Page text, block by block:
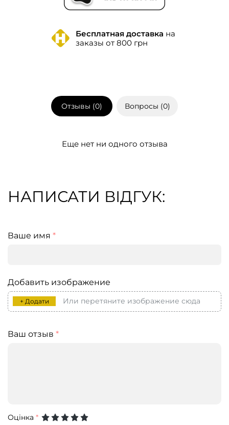
Бесплатная доставка на
заказы от 800 грн
Отзывы (0) Вопросы (0)
Еще нет ни одного отзыва
НАПИСАТИ ВІДГУК:
Ваше имя *
Добавить изображение
+ Додати Или перетяните изображение сюда
Ваш отзыв *
Оцінка *